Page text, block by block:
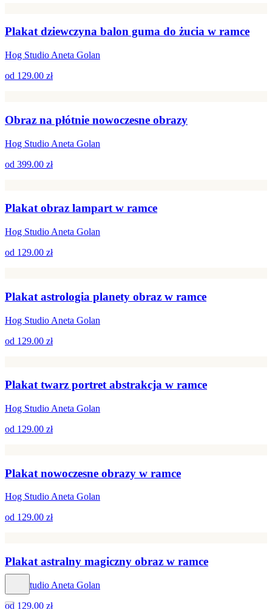
Plakat dziewczyna balon guma do żucia w ramce
Hog Studio Aneta Golan
od 129.00 zł
Obraz na płótnie nowoczesne obrazy
Hog Studio Aneta Golan
od 399.00 zł
Plakat obraz lampart w ramce
Hog Studio Aneta Golan
od 129.00 zł
Plakat astrologia planety obraz w ramce
Hog Studio Aneta Golan
od 129.00 zł
Plakat twarz portret abstrakcja w ramce
Hog Studio Aneta Golan
od 129.00 zł
Plakat nowoczesne obrazy w ramce
Hog Studio Aneta Golan
od 129.00 zł
Plakat astralny magiczny obraz w ramce
Hog Studio Aneta Golan
od 129.00 zł